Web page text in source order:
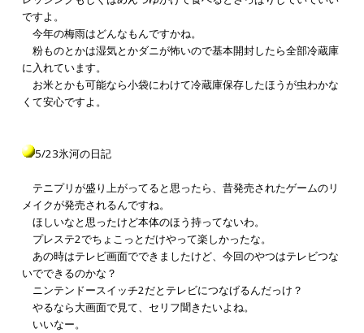
ですよ。
今年の梅雨はどんなもんですかね。
粉ものとかは湿気とかダニが怖いので基本開封したら全部冷蔵庫
に入れています。
お米とかも可能なら小袋にわけて冷蔵庫保存したほうが虫わかな
くて安心ですよ。
5/23氷河の日記
テニプリが盛り上がってると思ったら、昔発売されたゲームのリ
メイクが発売されるんですね。
ほしいなと思ったけど本体のほう持ってないわ。
プレステ2でちょこっとだけやって楽しかったな。
あの時はテレビ画面でできましたけど、今回のやつはテレビつな
いでできるのかな？
ニンテンドースイッチ2だとテレビにつなげるんだっけ？
やるなら大画面で見て、セリフ聞きたいよね。
いいなー。